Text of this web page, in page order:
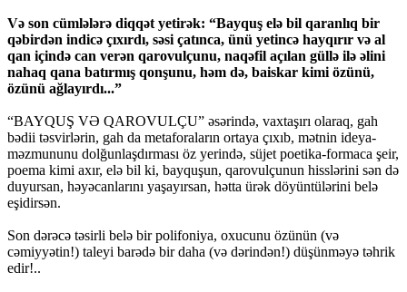
Və son cümlələrə diqqət yetirək: “Bayquş elə bil qaranlıq bir
qəbirdən indicə çıxırdı, səsi çatınca, ünü yetincə hayqırır və al
qan içində can verən qarovulçunu, naqəfil açılan güllə ilə əlini
nahaq qana batırmış qonşunu, həm də, baiskar kimi özünü,
özünü ağlayırdı...”
“BAYQUŞ VƏ QAROVULÇU” əsərində, vaxtaşırı olaraq, gah
bədii təsvirlərin, gah da metaforaların ortaya çıxıb, mətnin ideya-
məzmununu dolğunlaşdırması öz yerində, süjet poetika-formaca şeir,
poema kimi axır, elə bil ki, bayquşun, qarovulçunun hisslərini sən də
duyursan, həyəcanlarını yaşayırsan, hətta ürək döyüntülərini belə
eşidirsən.
Son dərəcə təsirli belə bir polifoniya, oxucunu özünün (və
cəmiyyətin!) taleyi barədə bir daha (və dərindən!) düşünməyə təhrik
edir!..